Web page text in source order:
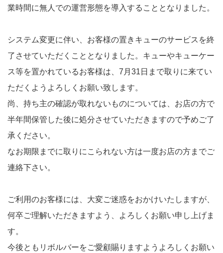
業時間に無人での運営形態を導入することとなりました。
システム変更に伴い、お客様の置きキューのサービスを終
了させていただくこととなりました。キューやキューケー
ス等を置かれているお客様は、7月31日まで取りに来てい
ただくようよろしくお願い致します。
尚、持ち主の確認が取れないものについては、お店の方で
半年間保管した後に処分させていただきますので予めご了
承ください。
なお期限までに取りにこられない方は一度お店の方までご
連絡下さい。
ご利用のお客様には、大変ご迷惑をおかけいたしますが、
何卒ご理解いただきますよう、よろしくお願い申し上げま
す。
今後ともリボルバーをご愛顧賜りますようよろしくお願い